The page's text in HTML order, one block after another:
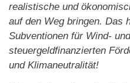
realistische und
auf den Weg bringen. Das
Subventionen für Wind-
steuergeldfinanzierten
und Klimaneutralität!